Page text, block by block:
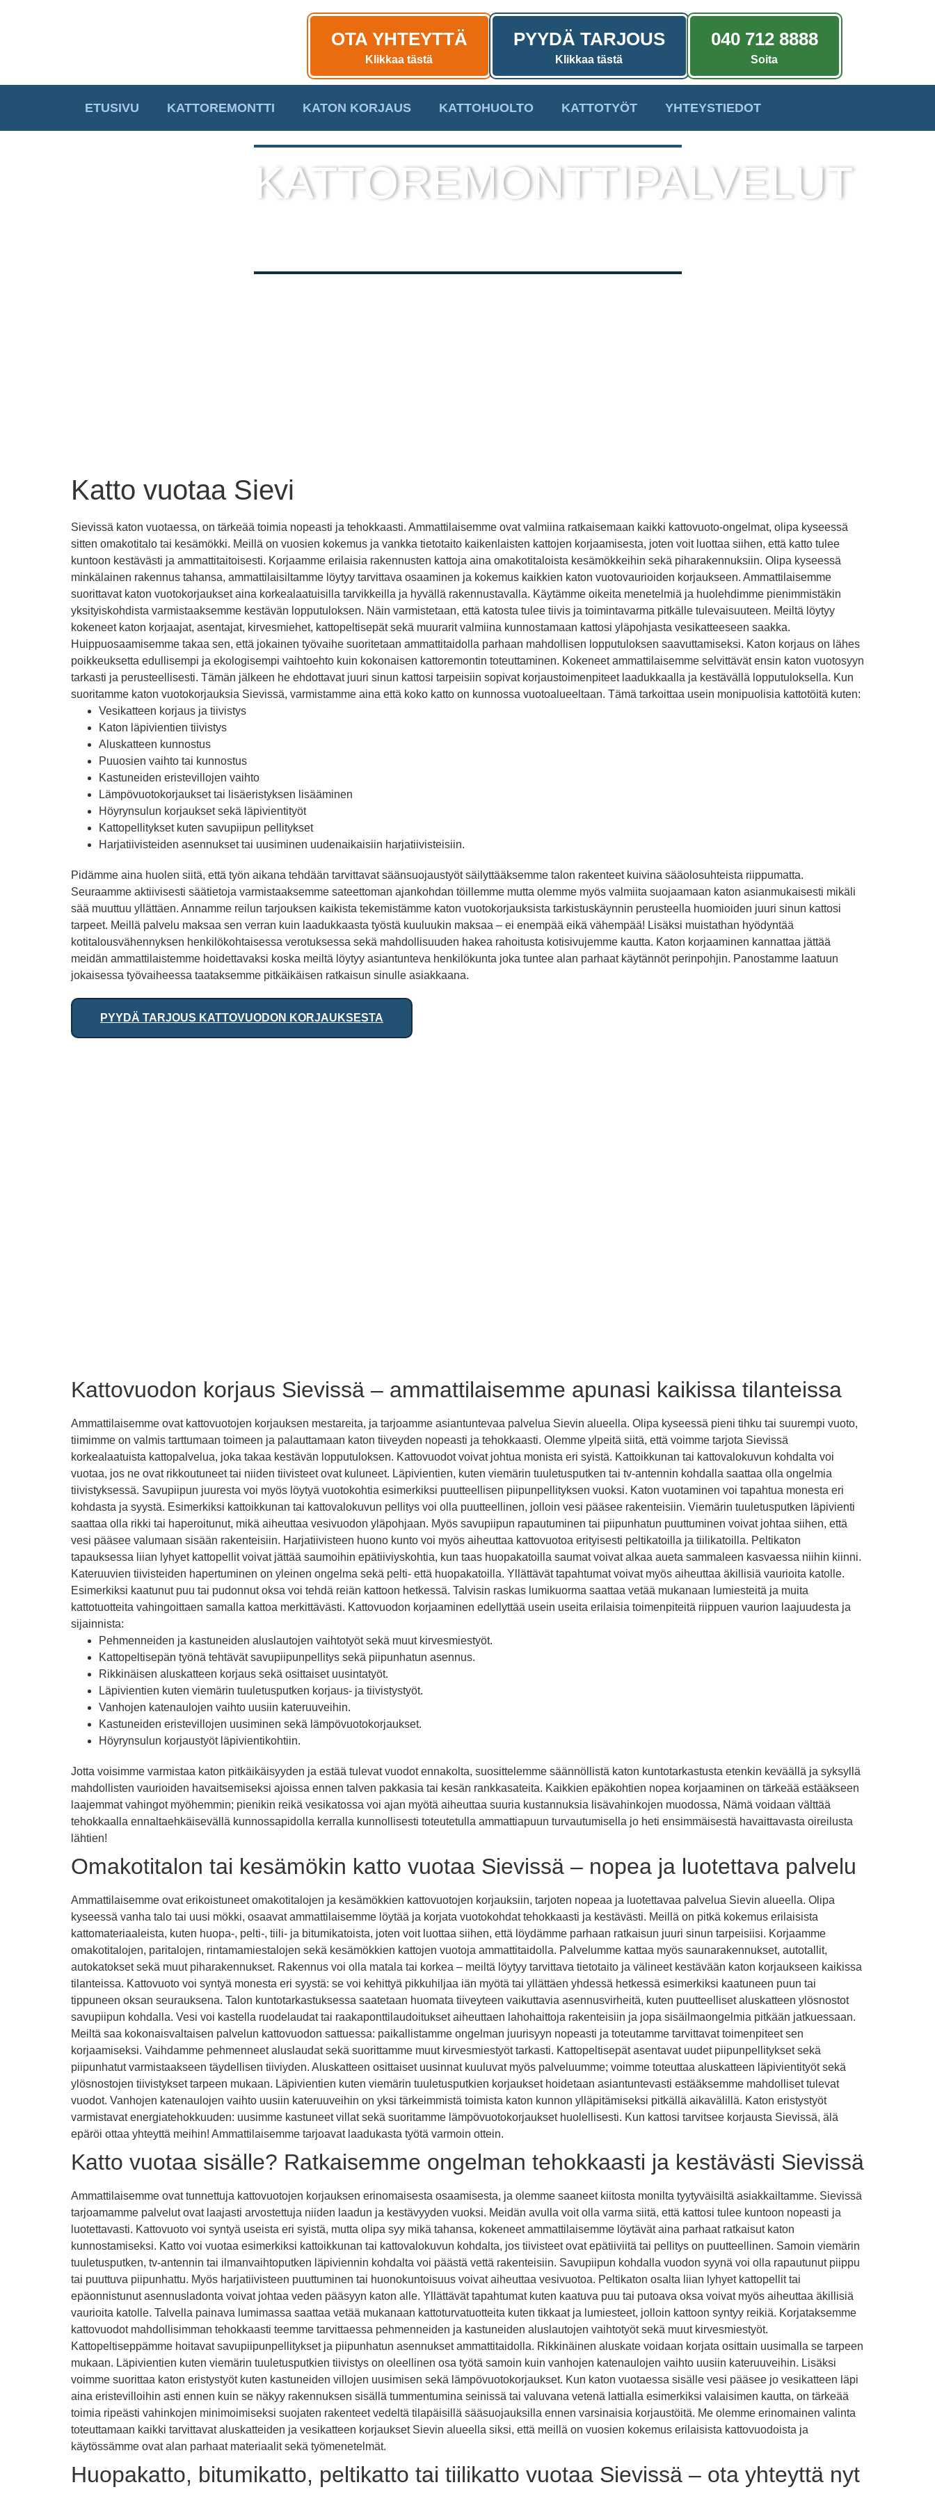
OTA YHTEYTTÄ
Klikkaa tästä
PYYDÄ TARJOUS
Klikkaa tästä
040 712 8888
Soita
ETUSIVU KATTOREMONTTI KATON KORJAUS KATTOHUOLTO KATTOTYÖT YHTEYSTIEDOT
KATTOREMONTTIPALVELUT
Katto vuotaa Sievi
Sievissä katon vuotaessa, on tärkeää toimia nopeasti ja tehokkaasti. Ammattilaisemme ovat valmiina ratkaisemaan kaikki kattovuoto-ongelmat, olipa kyseessä
sitten omakotitalo tai kesämökki. Meillä on vuosien kokemus ja vankka tietotaito kaikenlaisten kattojen korjaamisesta, joten voit luottaa siihen, että katto tulee
kuntoon kestävästi ja ammattitaitoisesti. Korjaamme erilaisia rakennusten kattoja aina omakotitaloista kesämökkeihin sekä piharakennuksiin. Olipa kyseessä
minkälainen rakennus tahansa, ammattilaisiltamme löytyy tarvittava osaaminen ja kokemus kaikkien katon vuotovaurioiden korjaukseen. Ammattilaisemme
suorittavat katon vuotokorjaukset aina korkealaatuisilla tarvikkeilla ja hyvällä rakennustavalla. Käytämme oikeita menetelmiä ja huolehdimme pienimmistäkin
yksityiskohdista varmistaaksemme kestävän lopputuloksen. Näin varmistetaan, että katosta tulee tiivis ja toimintavarma pitkälle tulevaisuuteen. Meiltä löytyy
kokeneet katon korjaajat, asentajat, kirvesmiehet, kattopeltisepät sekä muurarit valmiina kunnostamaan kattosi yläpohjasta vesikatteeseen saakka.
Huippuosaamisemme takaa sen, että jokainen työvaihe suoritetaan ammattitaidolla parhaan mahdollisen lopputuloksen saavuttamiseksi. Katon korjaus on lähes
poikkeuksetta edullisempi ja ekologisempi vaihtoehto kuin kokonaisen kattoremontin toteuttaminen. Kokeneet ammattilaisemme selvittävät ensin katon vuotosyyn
tarkasti ja perusteellisesti. Tämän jälkeen he ehdottavat juuri sinun kattosi tarpeisiin sopivat korjaustoimenpiteet laadukkaalla ja kestävällä lopputuloksella. Kun
suoritamme katon vuotokorjauksia Sievissä, varmistamme aina että koko katto on kunnossa vuotoalueeltaan. Tämä tarkoittaa usein monipuolisia kattotöitä kuten:
Vesikatteen korjaus ja tiivistys
Katon läpivientien tiivistys
Aluskatteen kunnostus
Puuosien vaihto tai kunnostus
Kastuneiden eristevillojen vaihto
Lämpövuotokorjaukset tai lisäeristyksen lisääminen
Höyrynsulun korjaukset sekä läpivientityöt
Kattopellitykset kuten savupiipun pellitykset
Harjatiivisteiden asennukset tai uusiminen uudenaikaisiin harjatiivisteisiin.
Pidämme aina huolen siitä, että työn aikana tehdään tarvittavat säänsuojaustyöt säilyttääksemme talon rakenteet kuivina sääolosuhteista riippumatta.
Seuraamme aktiivisesti säätietoja varmistaaksemme sateettoman ajankohdan töillemme mutta olemme myös valmiita suojaamaan katon asianmukaisesti mikäli
sää muuttuu yllättäen. Annamme reilun tarjouksen kaikista tekemistämme katon vuotokorjauksista tarkistuskäynnin perusteella huomioiden juuri sinun kattosi
tarpeet. Meillä palvelu maksaa sen verran kuin laadukkaasta työstä kuuluukin maksaa – ei enempää eikä vähempää! Lisäksi muistathan hyödyntää
kotitalousvähennyksen henkilökohtaisessa verotuksessa sekä mahdollisuuden hakea rahoitusta kotisivujemme kautta. Katon korjaaminen kannattaa jättää
meidän ammattilaistemme hoidettavaksi koska meiltä löytyy asiantunteva henkilökunta joka tuntee alan parhaat käytännöt perinpohjin. Panostamme laatuun
jokaisessa työvaiheessa taataksemme pitkäikäisen ratkaisun sinulle asiakkaana.
PYYDÄ TARJOUS KATTOVUODON KORJAUKSESTA
Kattovuodon korjaus Sievissä – ammattilaisemme apunasi kaikissa tilanteissa
Ammattilaisemme ovat kattovuotojen korjauksen mestareita, ja tarjoamme asiantuntevaa palvelua Sievin alueella. Olipa kyseessä pieni tihku tai suurempi vuoto,
tiimimme on valmis tarttumaan toimeen ja palauttamaan katon tiiveyden nopeasti ja tehokkaasti. Olemme ylpeitä siitä, että voimme tarjota Sievissä
korkealaatuista kattopalvelua, joka takaa kestävän lopputuloksen. Kattovuodot voivat johtua monista eri syistä. Kattoikkunan tai kattovalokuvun kohdalta voi
vuotaa, jos ne ovat rikkoutuneet tai niiden tiivisteet ovat kuluneet. Läpivientien, kuten viemärin tuuletusputken tai tv-antennin kohdalla saattaa olla ongelmia
tiivistyksessä. Savupiipun juuresta voi myös löytyä vuotokohtia esimerkiksi puutteellisen piipunpellityksen vuoksi. Katon vuotaminen voi tapahtua monesta eri
kohdasta ja syystä. Esimerkiksi kattoikkunan tai kattovalokuvun pellitys voi olla puutteellinen, jolloin vesi pääsee rakenteisiin. Viemärin tuuletusputken läpivienti
saattaa olla rikki tai haperoitunut, mikä aiheuttaa vesivuodon yläpohjaan. Myös savupiipun rapautuminen tai piipunhatun puuttuminen voivat johtaa siihen, että
vesi pääsee valumaan sisään rakenteisiin. Harjatiivisteen huono kunto voi myös aiheuttaa kattovuotoa erityisesti peltikatoilla ja tiilikatoilla. Peltikaton
tapauksessa liian lyhyet kattopellit voivat jättää saumoihin epätiiviyskohtia, kun taas huopakatoilla saumat voivat alkaa aueta sammaleen kasvaessa niihin kiinni.
Kateruuvien tiivisteiden hapertuminen on yleinen ongelma sekä pelti- että huopakatoilla. Yllättävät tapahtumat voivat myös aiheuttaa äkillisiä vaurioita katolle.
Esimerkiksi kaatunut puu tai pudonnut oksa voi tehdä reiän kattoon hetkessä. Talvisin raskas lumikuorma saattaa vetää mukanaan lumiesteitä ja muita
kattotuotteita vahingoittaen samalla kattoa merkittävästi. Kattovuodon korjaaminen edellyttää usein useita erilaisia toimenpiteitä riippuen vaurion laajuudesta ja
sijainnista:
Pehmenneiden ja kastuneiden aluslautojen vaihtotyöt sekä muut kirvesmiestyöt.
Kattopeltisepän työnä tehtävät savupiipunpellitys sekä piipunhatun asennus.
Rikkinäisen aluskatteen korjaus sekä osittaiset uusintatyöt.
Läpivientien kuten viemärin tuuletusputken korjaus- ja tiivistystyöt.
Vanhojen katenaulojen vaihto uusiin kateruuveihin.
Kastuneiden eristevillojen uusiminen sekä lämpövuotokorjaukset.
Höyrynsulun korjaustyöt läpivientikohtiin.
Jotta voisimme varmistaa katon pitkäikäisyyden ja estää tulevat vuodot ennakolta, suosittelemme säännöllistä katon kuntotarkastusta etenkin keväällä ja syksyllä
mahdollisten vaurioiden havaitsemiseksi ajoissa ennen talven pakkasia tai kesän rankkasateita. Kaikkien epäkohtien nopea korjaaminen on tärkeää estääkseen
laajemmat vahingot myöhemmin; pienikin reikä vesikatossa voi ajan myötä aiheuttaa suuria kustannuksia lisävahinkojen muodossa, Nämä voidaan välttää
tehokkaalla ennaltaehkäisevällä kunnossapidolla kerralla kunnollisesti toteutetulla ammattiapuun turvautumisella jo heti ensimmäisestä havaittavasta oireilusta
lähtien!
Omakotitalon tai kesämökin katto vuotaa Sievissä – nopea ja luotettava palvelu
Ammattilaisemme ovat erikoistuneet omakotitalojen ja kesämökkien kattovuotojen korjauksiin, tarjoten nopeaa ja luotettavaa palvelua Sievin alueella. Olipa
kyseessä vanha talo tai uusi mökki, osaavat ammattilaisemme löytää ja korjata vuotokohdat tehokkaasti ja kestävästi. Meillä on pitkä kokemus erilaisista
kattomateriaaleista, kuten huopa-, pelti-, tiili- ja bitumikatoista, joten voit luottaa siihen, että löydämme parhaan ratkaisun juuri sinun tarpeisiisi. Korjaamme
omakotitalojen, paritalojen, rintamamiestalojen sekä kesämökkien kattojen vuotoja ammattitaidolla. Palvelumme kattaa myös saunarakennukset, autotallit,
autokatokset sekä muut piharakennukset. Rakennus voi olla matala tai korkea – meiltä löytyy tarvittava tietotaito ja välineet kestävään katon korjaukseen kaikissa
tilanteissa. Kattovuoto voi syntyä monesta eri syystä: se voi kehittyä pikkuhiljaa iän myötä tai yllättäen yhdessä hetkessä esimerkiksi kaatuneen puun tai
tippuneen oksan seurauksena. Talon kuntotarkastuksessa saatetaan huomata tiiveyteen vaikuttavia asennusvirheitä, kuten puutteelliset aluskatteen ylösnostot
savupiipun kohdalla. Vesi voi kastella ruodelaudat tai raakaponttilaudoitukset aiheuttaen lahohaittoja rakenteisiin ja jopa sisäilmaongelmia pitkään jatkuessaan.
Meiltä saa kokonaisvaltaisen palvelun kattovuodon sattuessa: paikallistamme ongelman juurisyyn nopeasti ja toteutamme tarvittavat toimenpiteet sen
korjaamiseksi. Vaihdamme pehmenneet aluslaudat sekä suorittamme muut kirvesmiestyöt tarkasti. Kattopeltisepät asentavat uudet piipunpellitykset sekä
piipunhatut varmistaakseen täydellisen tiiviyden. Aluskatteen osittaiset uusinnat kuuluvat myös palveluumme; voimme toteuttaa aluskatteen läpivientityöt sekä
ylösnostojen tiivistykset tarpeen mukaan. Läpivientien kuten viemärin tuuletusputkien korjaukset hoidetaan asiantuntevasti estääksemme mahdolliset tulevat
vuodot. Vanhojen katenaulojen vaihto uusiin kateruuveihin on yksi tärkeimmistä toimista katon kunnon ylläpitämiseksi pitkällä aikavälillä. Katon eristystyöt
varmistavat energiatehokkuuden: uusimme kastuneet villat sekä suoritamme lämpövuotokorjaukset huolellisesti. Kun kattosi tarvitsee korjausta Sievissä, älä
epäröi ottaa yhteyttä meihin! Ammattilaisemme tarjoavat laadukasta työtä varmoin ottein.
Katto vuotaa sisälle? Ratkaisemme ongelman tehokkaasti ja kestävästi Sievissä
Ammattilaisemme ovat tunnettuja kattovuotojen korjauksen erinomaisesta osaamisesta, ja olemme saaneet kiitosta monilta tyytyväisiltä asiakkailtamme. Sievissä
tarjoamamme palvelut ovat laajasti arvostettuja niiden laadun ja kestävyyden vuoksi. Meidän avulla voit olla varma siitä, että kattosi tulee kuntoon nopeasti ja
luotettavasti. Kattovuoto voi syntyä useista eri syistä, mutta olipa syy mikä tahansa, kokeneet ammattilaisemme löytävät aina parhaat ratkaisut katon
kunnostamiseksi. Katto voi vuotaa esimerkiksi kattoikkunan tai kattovalokuvun kohdalta, jos tiivisteet ovat epätiiviitä tai pellitys on puutteellinen. Samoin viemärin
tuuletusputken, tv-antennin tai ilmanvaihtoputken läpiviennin kohdalta voi päästä vettä rakenteisiin. Savupiipun kohdalla vuodon syynä voi olla rapautunut piippu
tai puuttuva piipunhattu. Myös harjatiivisteen puuttuminen tai huonokuntoisuus voivat aiheuttaa vesivuotoa. Peltikaton osalta liian lyhyet kattopellit tai
epäonnistunut asennusladonta voivat johtaa veden pääsyyn katon alle. Yllättävät tapahtumat kuten kaatuva puu tai putoava oksa voivat myös aiheuttaa äkillisiä
vaurioita katolle. Talvella painava lumimassa saattaa vetää mukanaan kattoturvatuotteita kuten tikkaat ja lumiesteet, jolloin kattoon syntyy reikiä. Korjataksemme
kattovuodot mahdollisimman tehokkaasti teemme tarvittaessa pehmenneiden ja kastuneiden aluslautojen vaihtotyöt sekä muut kirvesmiestyöt.
Kattopeltiseppämme hoitavat savupiipunpellitykset ja piipunhatun asennukset ammattitaidolla. Rikkinäinen aluskate voidaan korjata osittain uusimalla se tarpeen
mukaan. Läpivientien kuten viemärin tuuletusputkien tiivistys on oleellinen osa työtä samoin kuin vanhojen katenaulojen vaihto uusiin kateruuveihin. Lisäksi
voimme suorittaa katon eristystyöt kuten kastuneiden villojen uusimisen sekä lämpövuotokorjaukset. Kun katon vuotaessa sisälle vesi pääsee jo vesikatteen läpi
aina eristevilloihin asti ennen kuin se näkyy rakennuksen sisällä tummentumina seinissä tai valuvana vetenä lattialla esimerkiksi valaisimen kautta, on tärkeää
toimia ripeästi vahinkojen minimoimiseksi suojaten rakenteet vedeltä tilapäisillä sääsuojauksilla ennen varsinaisia korjaustöitä. Me olemme erinomainen valinta
toteuttamaan kaikki tarvittavat aluskatteiden ja vesikatteen korjaukset Sievin alueella siksi, että meillä on vuosien kokemus erilaisista kattovuodoista ja
käytössämme ovat alan parhaat materiaalit sekä työmenetelmät.
Huopakatto, bitumikatto, peltikatto tai tiilikatto vuotaa Sievissä – ota yhteyttä nyt